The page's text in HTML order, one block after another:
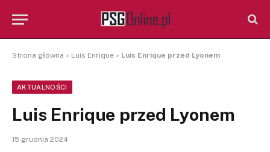
Strona główna » Luis Enrique » Luis Enrique przed Lyonem
AKTUALNOŚCI
Luis Enrique przed Lyonem
15 grudnia 2024